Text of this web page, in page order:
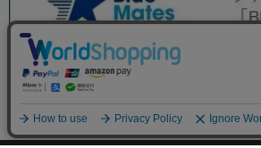
BAYSTORE ONLINE TOP 商品一覧